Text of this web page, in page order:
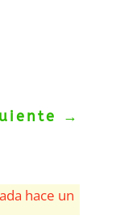
→